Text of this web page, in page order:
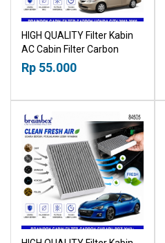
HIGH QUALITY Filter Kabin
AC Cabin Filter Carbon
Honda City 2002-2008
18518030
Rp 55.000